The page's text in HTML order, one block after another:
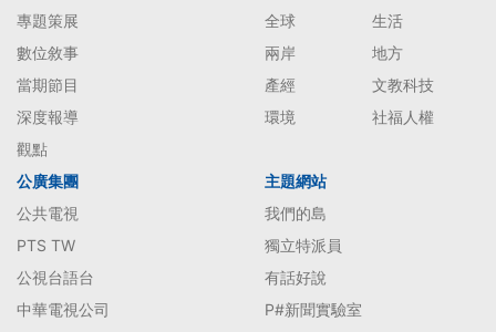
專題策展
數位敘事
當期節目
深度報導
觀點
全球
生活
兩岸
地方
產經
文教科技
環境
社福人權
公廣集團
公共電視
PTS TW
公視台語台
中華電視公司
主題網站
我們的島
獨立特派員
有話好說
P#新聞實驗室